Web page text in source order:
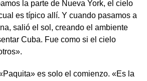
la parte de Nueva York, el cielo
es típico allí. Y cuando pasamos a
salió el sol, creando el ambiente
Cuba. Fue como si el cielo
es solo el comienzo. «Es la